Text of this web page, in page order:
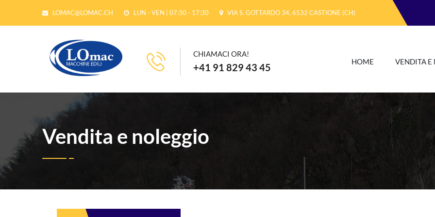
LOMAC@LOMAC.CH LUN - VEN | 07:30 - 17:30 VIA S. GOTTARDO 34, 6532 CASTIONE (CH)
CHIAMACI ORA!
+41 91 829 43 45 HOME VENDITA E
Vendita e noleggio